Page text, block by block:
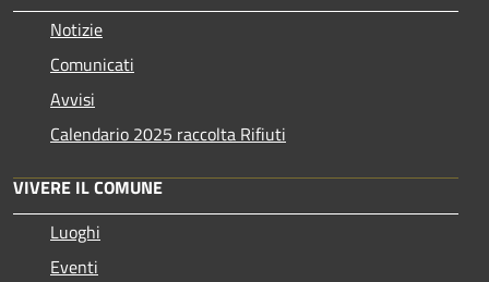
Notizie
Comunicati
Avvisi
Calendario 2025 raccolta Rifiuti
VIVERE IL COMUNE
Luoghi
Eventi